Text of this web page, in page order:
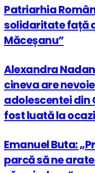
Patriarhia
solidaritate față
Măceșanu”
Alexandra
cineva are
adolescentei din
fost luată la
Emanuel Buta:
parcă să ne